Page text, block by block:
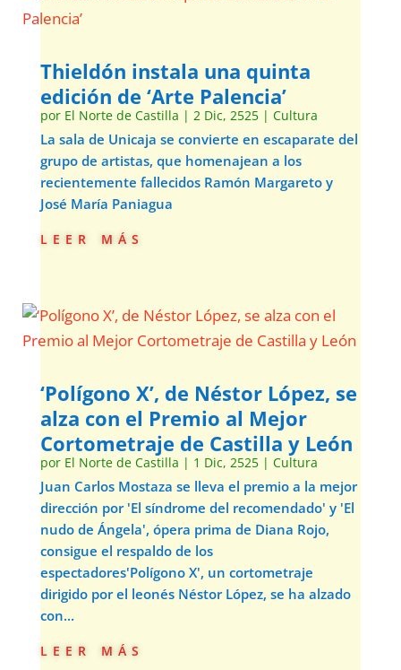
Thieldón instala una quinta
edición de ‘Arte Palencia’
por El Norte de Castilla | 2 Dic, 2525| Cultura
La sala de Unicaja se convierte en escaparate del
grupo de artistas, que homenajean a los
recientemente fallecidos Ramón Margareto y
José María Paniagua
leer más
‘Polígono X’, de Néstor López, se
alza con el Premio al Mejor
Cortometraje de Castilla y León
por El Norte de Castilla | 1 Dic, 2525| Cultura
Juan Carlos Mostaza se lleva el premio a la mejor
dirección por 'El síndrome del recomendado' y 'El
nudo de Ángela', ópera prima de Diana Rojo,
consigue el respaldo de los
espectadores'Polígono X', un cortometraje
dirigido por el leonés Néstor López, se ha alzado
con...
leer más